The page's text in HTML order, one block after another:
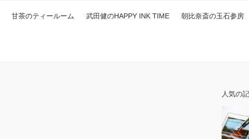
甘茶のティールーム 武田健のHAPPY INK TIME 朝比奈斎の玉石参房
人気の